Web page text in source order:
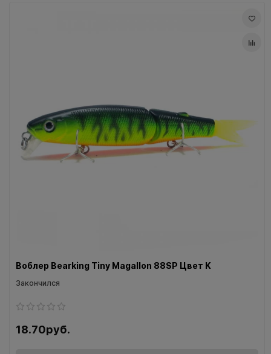
Воблер Bearking Tiny Magallon 88SP Цвет K
Закончился
18.70руб.